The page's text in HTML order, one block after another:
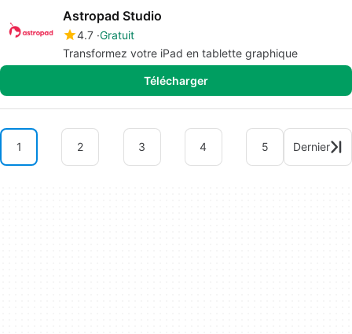
Astropad Studio
4.7 Gratuit
Transformez votre iPad en tablette graphique
Télécharger
1 2 3 4 5 Dernier